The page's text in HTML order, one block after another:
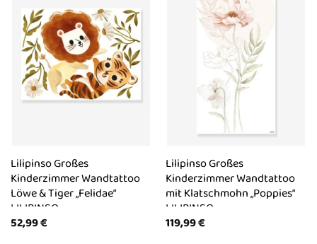
Lilipinso Großes
Kinderzimmer Wandtattoo
Löwe & Tiger „Felidae“
LILIPINSO
52,99€
Lilipinso Großes
Kinderzimmer Wandtattoo
mit Klatschmohn „Poppies“
LILIPINSO
119,99€